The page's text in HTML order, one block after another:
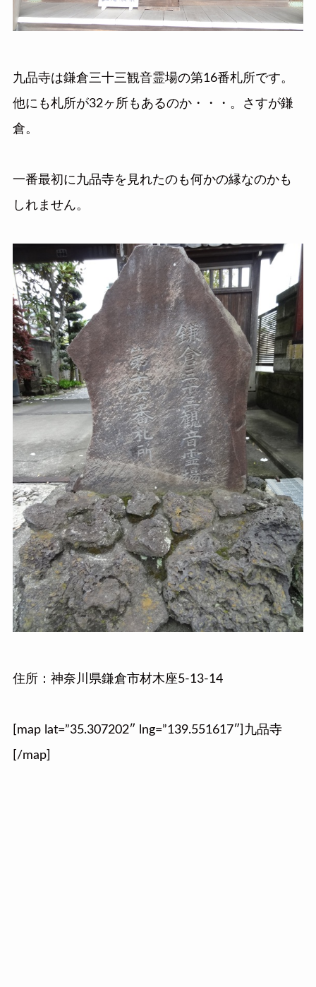
九品寺は鎌倉三十三観音霊場の第16番札所です。
他にも札所が32ヶ所もあるのか・・・。さすが鎌
倉。
一番最初に九品寺を見れたのも何かの縁なのかも
しれません。
住所：神奈川県鎌倉市材木座5-13-14
[map lat=”35.307202″ lng=”139.551617″]九品寺
[/map]